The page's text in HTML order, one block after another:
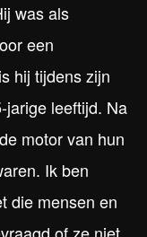
was als
een
hij tijdens zijn
jarige leeftijd. Na
motor van hun
Ik ben
die mensen en